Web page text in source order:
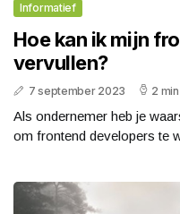
Informatief
Hoe kan ik mijn
vervullen?
7 september 2023 2
Als ondernemer heb je
om frontend developers te